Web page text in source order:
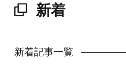
新着
新着記事一覧